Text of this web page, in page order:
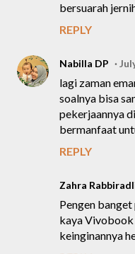
bersuarah
REPLY
Nabilla DP
lagi zaman
soalnya bisa
pekerjaannya
bermanfaat
REPLY
Zahra
Pengen
kaya Vivobook
keinginannya